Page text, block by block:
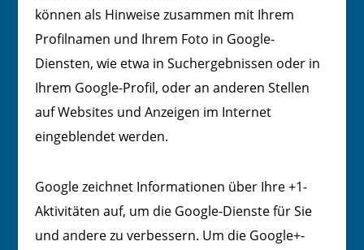
können als Hinweise zusammen mit Ihrem
Profilnamen und Ihrem Foto in Google-
Diensten, wie etwa in Suchergebnissen oder in
Ihrem Google-Profil, oder an anderen Stellen
auf Websites und Anzeigen im Internet
eingeblendet werden.
Google zeichnet Informationen über Ihre +1-
Aktivitäten auf, um die Google-Dienste für Sie
und andere zu verbessern. Um die Google+-